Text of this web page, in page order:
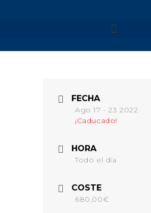
FECHA
Ago 17 - 23 2022
¡Caducado!
HORA
Todo el día
COSTE
680,00€